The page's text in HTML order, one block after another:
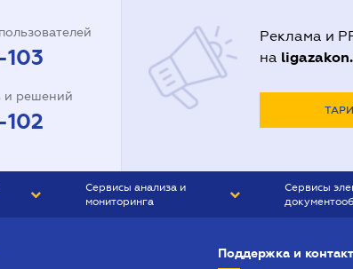
и решений
Реклама и
на
Сервисы анализа и
мониторинга
Сервисы
Поддержка и